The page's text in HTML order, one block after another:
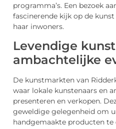
programma’s. Een bezoek
fascinerende kijk op de
haar inwoners.
Levendige
ambachtelijke
De kunstmarkten van
waar lokale kunstenaars en
presenteren en verkopen.
geweldige gelegenheid om
handgemaakte producten te